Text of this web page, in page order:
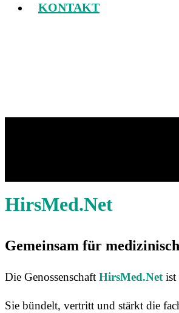
KONTAKT
HirsMed.Net
Gemeinsam für
Die Genossenschaft HirsMed.Netist
Sie bündelt, vertritt und stärkt die